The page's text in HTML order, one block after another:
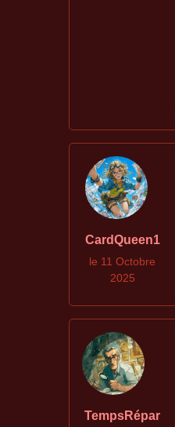
CardQueen1
le 11 Octobre
2025
TempsRépar